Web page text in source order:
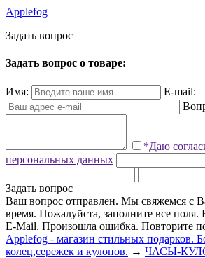
Applefog
Задать вопрос
Задать вопрос о товаре:
Имя:
E-mail:
*Даю
персональных данных
Задать вопрос
Ваш вопрос отправлен. Мы свяжемся с
время. Пожалуйста, заполните все поля.
E-Mail. Произошла ошибка. Повторите
Applefog - магазин стильных подарков.
колец,сережек и кулонов. → ЧАСЫ-